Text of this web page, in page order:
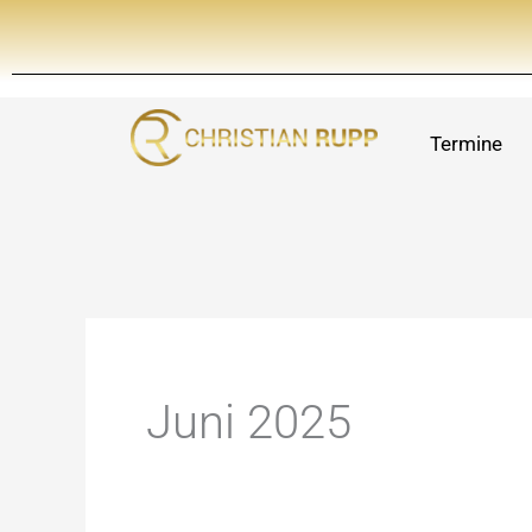
Zum
Inhalt
Termine
Juni 2025